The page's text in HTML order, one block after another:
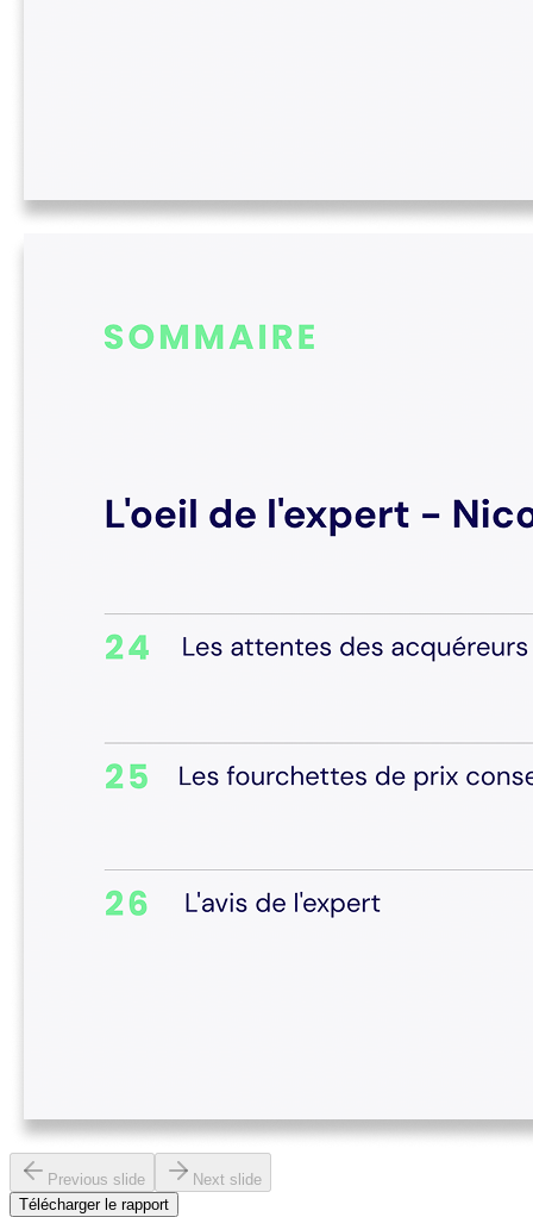
Previous slide
Next slide
Télécharger le rapport